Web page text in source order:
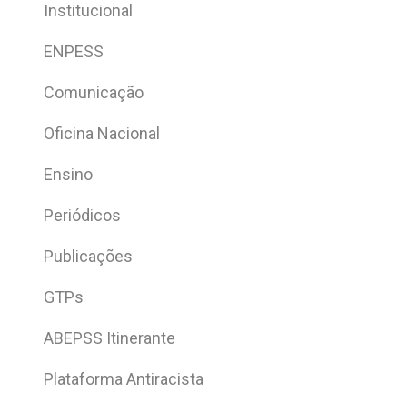
Institucional
ENPESS
Comunicação
Oficina Nacional
Ensino
Periódicos
Publicações
GTPs
ABEPSS Itinerante
Plataforma Antiracista